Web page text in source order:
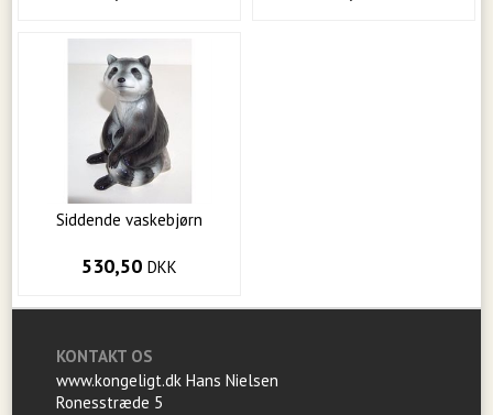
Siddende vaskebjørn
530,50DKK
KONTAKT OS
www.kongeligt.dk Hans Nielsen
Ronesstræde 5